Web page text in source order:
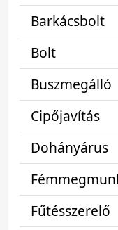
Barkácsbolt
Bolt
Buszmegálló
Cipőjavítás
Dohányárus
Fűtésszerelő